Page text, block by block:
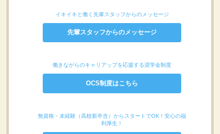
イキイキと働く先輩スタッフからのメッセージ
先輩スタッフからのメッセージ
働きながらのキャリアップを応援する奨学金制度
OCS制度はこちら
無資格・未経験（高校新卒含）からスタートでOK！安心の福
利厚生！